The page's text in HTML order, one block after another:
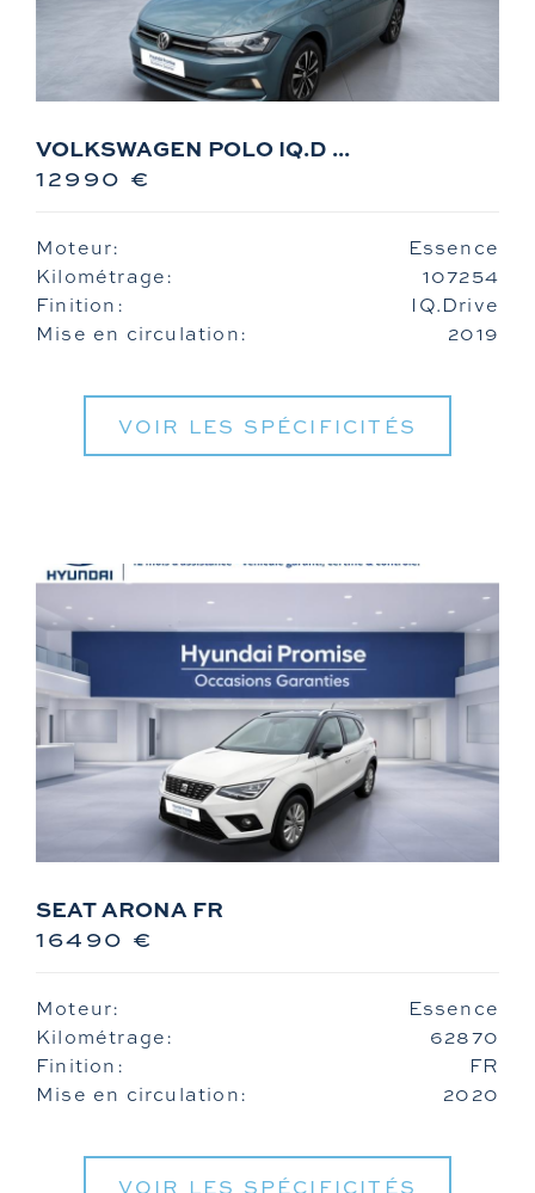
VOLKSWAGEN POLO IQ.D ...
12990 €
Moteur:
Essence
Kilométrage:
107254
Finition:
IQ.Drive
Mise en circulation:
2019
VOIR LES SPÉCIFICITÉS
SEAT ARONA FR
16490 €
Moteur:
Essence
Kilométrage:
62870
Finition:
FR
Mise en circulation:
2020
VOIR LES SPÉCIFICITÉS